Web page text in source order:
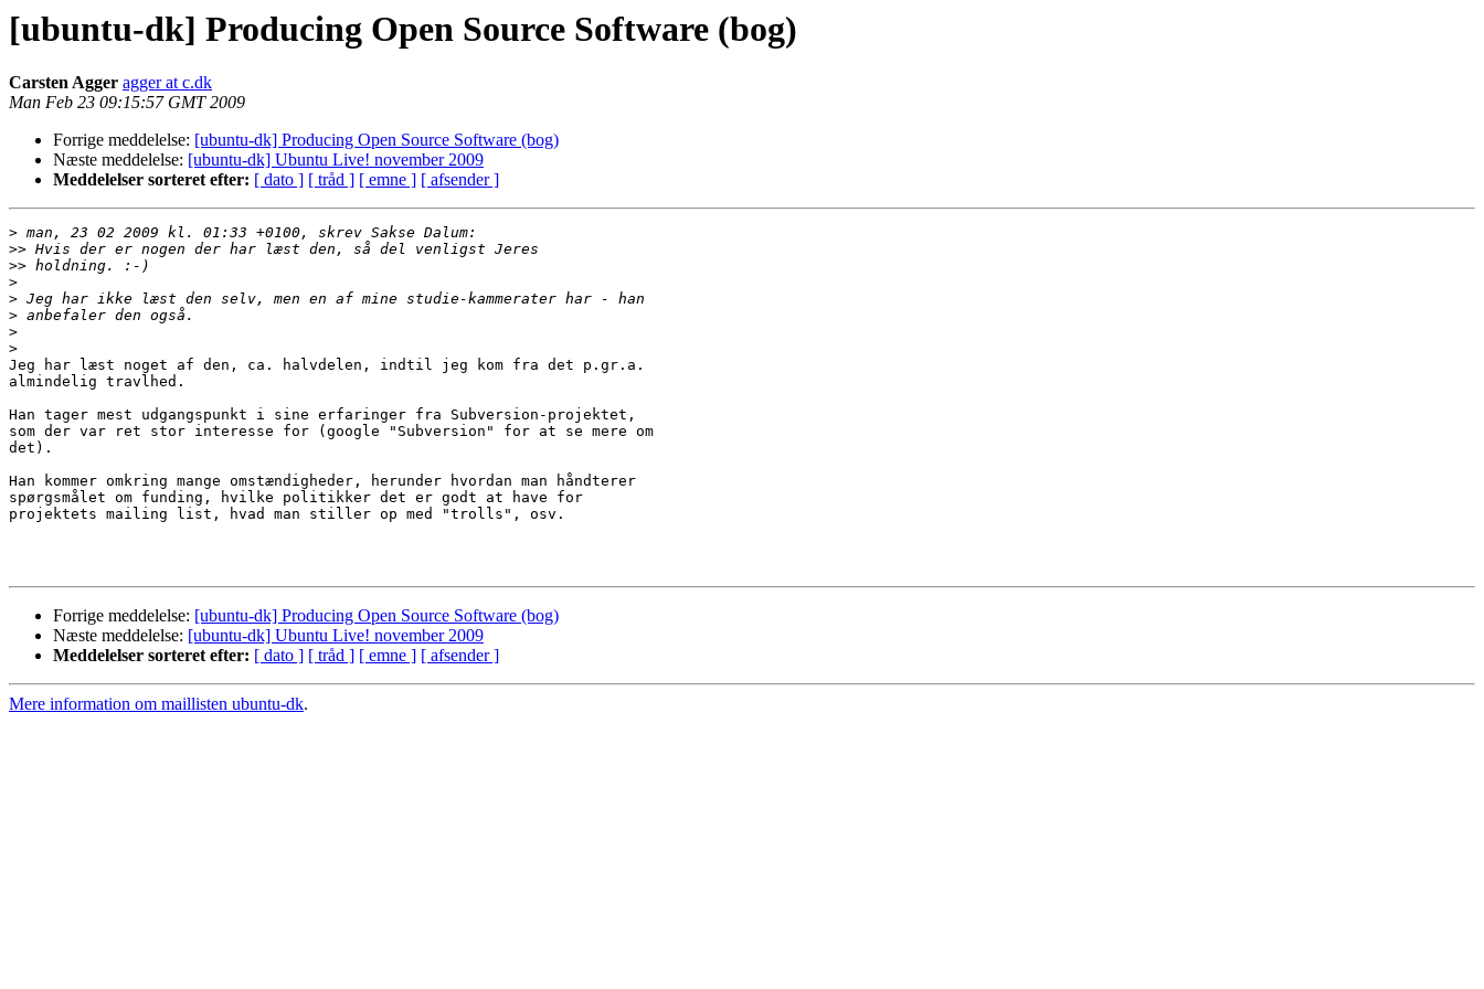
[ubuntu-dk] Producing Open Source Software (bog)
Carsten Agger agger at c.dk
Man Feb 23 09:15:57 GMT 2009
Forrige meddelelse: [ubuntu-dk] Producing Open Source Software (bog)
Næste meddelelse: [ubuntu-dk] Ubuntu Live! november 2009
Meddelelser sorteret efter: [ dato ] [ tråd ] [ emne ] [ afsender ]
>
>>
>>
>
>
>
>
>
Jeg har læst noget af den, ca. halvdelen, indtil jeg kom fra det p.gr.a.
almindelig travlhed.
Han tager mest udgangspunkt i sine erfaringer fra Subversion-projektet,
som der var ret stor interesse for (google "Subversion" for at se mere om
det).
Han kommer omkring mange omstændigheder, herunder hvordan man håndterer
spørgsmålet om funding, hvilke politikker det er godt at have for
projektets mailing list, hvad man stiller op med "trolls", osv.
Forrige meddelelse: [ubuntu-dk] Producing Open Source Software (bog)
Næste meddelelse: [ubuntu-dk] Ubuntu Live! november 2009
Meddelelser sorteret efter: [ dato ] [ tråd ] [ emne ] [ afsender ]
Mere information om maillisten ubuntu-dk.